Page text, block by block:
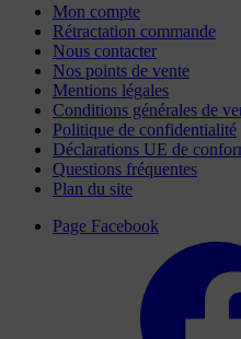
Mon compte
Rétractation commande
Nous contacter
Nos points de vente
Mentions légales
Conditions générales de
Politique de confidentialité
Déclarations UE de
Questions fréquentes
Plan du site
Page Facebook